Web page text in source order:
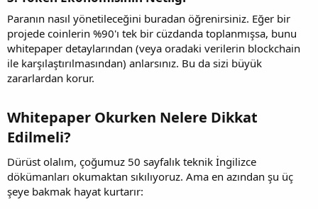
Paranın nasıl yönetileceğini buradan öğrenirsiniz. Eğer bir
projede coinlerin %90'ı tek bir cüzdanda toplanmışsa, bunu
whitepaper detaylarından (veya oradaki verilerin blockchain
ile karşılaştırılmasından) anlarsınız. Bu da sizi büyük
zararlardan korur.
Whitepaper Okurken Nelere Dikkat
Edilmeli?​
Dürüst olalım, çoğumuz 50 sayfalık teknik İngilizce
dökümanları okumaktan sıkılıyoruz. Ama en azından şu üç
şeye bakmak hayat kurtarır: